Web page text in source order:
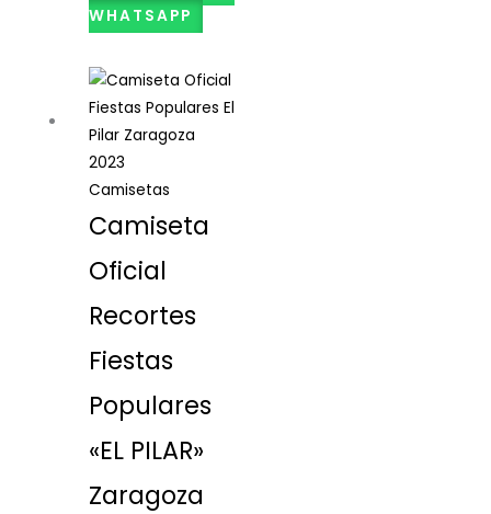
WHATSAPP
Camisetas
Camiseta
Oficial
Recortes
Fiestas
Populares
«EL PILAR»
Zaragoza